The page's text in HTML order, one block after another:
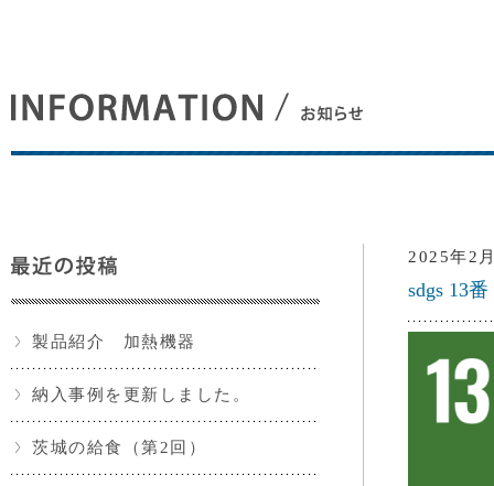
製品紹介 加熱機器
納入事例を更新しました。
茨城の給食（第2回）
2025年2
sdgs 13番